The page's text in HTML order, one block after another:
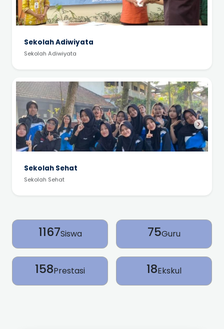
Sekolah Adiwiyata
Sekolah Adiwiyata
Sekolah Sehat
Sekolah Sehat
1167Siswa 75Guru
158Prestasi 18Ekskul